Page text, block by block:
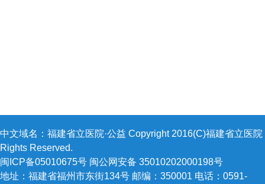
中文域名：福建省立医院·公益 Copyright 2016(C)福建省立医院
Rights Reserved.
闽ICP备05010675号 闽公网安备 35010202000198号
地址：福建省福州市东街134号 邮编：350001 电话：0591-